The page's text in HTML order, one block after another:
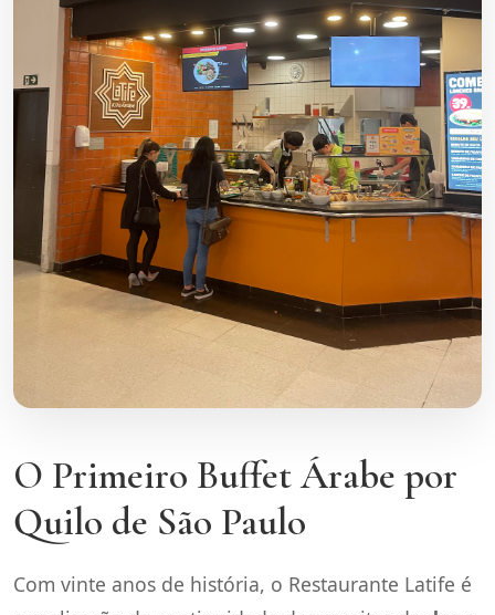
O Primeiro Buffet Árabe por
Quilo de São Paulo
Com vinte anos de história, o Restaurante Latife é